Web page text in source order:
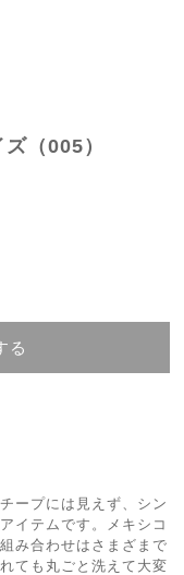
（005）
る
ープには見えず、シン
イテムです。メキシコ
み合わせはさまざまで
ても丸ごと洗えて大変